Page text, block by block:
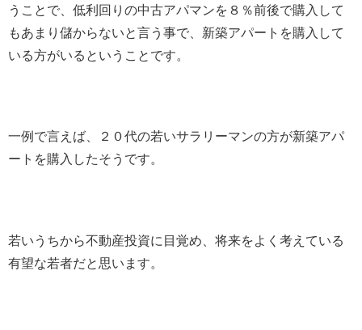
うことで、低利回りの中古アパマンを８％前後で購入して
もあまり儲からないと言う事で、新築アパートを購入して
いる方がいるということです。
一例で言えば、２０代の若いサラリーマンの方が新築アパ
ートを購入したそうです。
若いうちから不動産投資に目覚め、将来をよく考えている
有望な若者だと思います。